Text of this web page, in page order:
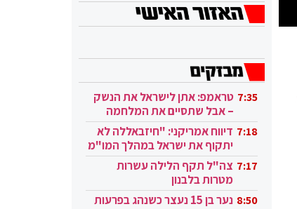
7:35 טראמפ: אתן לישראל את הנשק
– אבל שתסיים את המלחמה
בעזה 7:18 דיווח אמריקני: "חיזבאללה לא
יתקוף את ישראל במהלך המו"מ
בקטאר" 7:17 צה"ל תקף הלילה עשרות
מטרות בלבנון
8:50
נער בן 15 נעצר כשנהג בפרעות